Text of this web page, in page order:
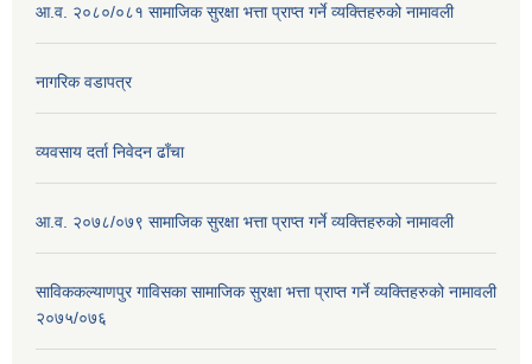
आ.व. २०८०/०८१ सामाजिक सुरक्षा भत्ता प्राप्त गर्ने व्यक्तिहरुको नामावली
नागरिक वडापत्र
व्यवसाय दर्ता निवेदन ढाँचा
आ.व. २०७८/०७९ सामाजिक सुरक्षा भत्ता प्राप्त गर्ने व्यक्तिहरुको नामावली
साविककल्याणपुर गाविसका सामाजिक सुरक्षा भत्ता प्राप्त गर्ने व्यक्तिहरुको नामावली
२०७५/०७६